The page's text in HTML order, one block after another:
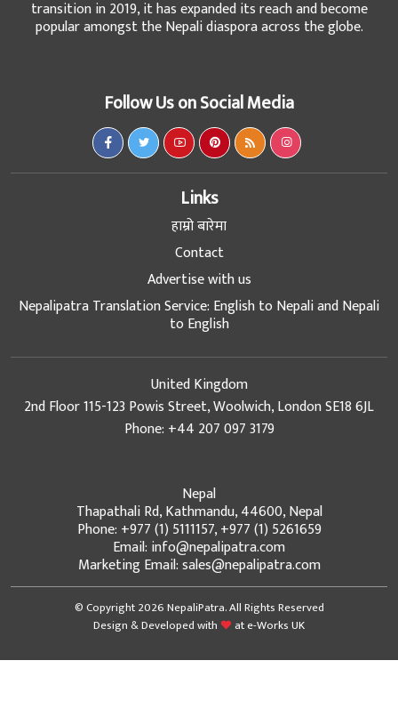
transition in 2019, it has expanded its reach and become
popular amongst the Nepali diaspora across the globe.
Follow Us on Social Media
Links
हाम्रो बारेमा
Contact
Advertise with us
Nepalipatra Translation Service: English to Nepali and Nepali
to English
United Kingdom
2nd Floor 115-123 Powis Street, Woolwich, London SE18 6JL
Phone: +44 207 097 3179
Nepal
Thapathali Rd, Kathmandu, 44600, Nepal
Phone: +977 (1) 5111157, +977 (1) 5261659
Email: info@nepalipatra.com
Marketing Email: sales@nepalipatra.com
© Copyright 2026 NepaliPatra. All Rights Reserved
Design & Developed with
ate-Works UK